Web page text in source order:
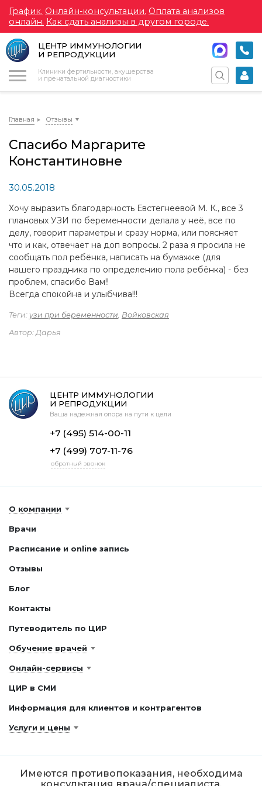
График. Онлайн-консультации. Оплата анализов
онлайн. Как сдать анализы в другом городе.
ЦЕНТР ИММУНОЛОГИИ
И РЕПРОДУКЦИИ
Клиники фертильности, акушерства
и пренатальной диагностики
Главная Отзывы
Спасибо Маргарите
Константиновне
30.05.2018
Хочу выразить благодарность Евстегнеевой М. К., все 3
плановых УЗИ по беременности делала у неё, все по
делу, говорит параметры и сразу норма, или поясняет
что и как, отвечает на доп вопросы. 2 раза я просила не
сообщать пол ребёнка, написать на бумажке (для
нашего праздника по определению пола ребёнка) - без
проблем, спасибо Вам!!
Всегда спокойна и улыбчива!!!
Теги: узи при беременности, Войковская
Автор: Дарья
ЦЕНТР ИММУНОЛОГИИ
И РЕПРОДУКЦИИ
Ваша надежная опора на пути к цели
+7 (495) 514-00-11
+7 (499) 707-11-76
обратный звонок
О компании
Врачи
Расписание и online запись
Отзывы
Блог
Контакты
Путеводитель по ЦИР
Обучение врачей
Онлайн-сервисы
ЦИР в СМИ
Информация для клиентов и контрагентов
Услуги и цены
Имеются противопоказания, необходима
консультация врача/специалиста.